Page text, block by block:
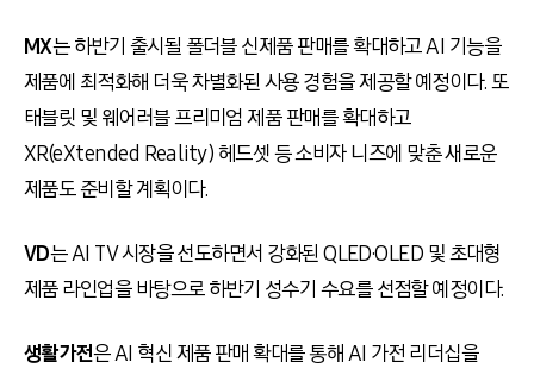
MX는 하반기 출시될 폴더블 신제품 판매를 확대하고 AI 기능을
제품에 최적화해 더욱 차별화된 사용 경험을 제공할 예정이다. 또
태블릿 및 웨어러블 프리미엄 제품 판매를 확대하고
XR(eXtended Reality) 헤드셋 등 소비자 니즈에 맞춘 새로운
제품도 준비할 계획이다.
VD는 AI TV 시장을 선도하면서 강화된 QLED·OLED 및 초대형
제품 라인업을 바탕으로 하반기 성수기 수요를 선점할 예정이다.
생활가전은 AI 혁신 제품 판매 확대를 통해 AI 가전 리더십을